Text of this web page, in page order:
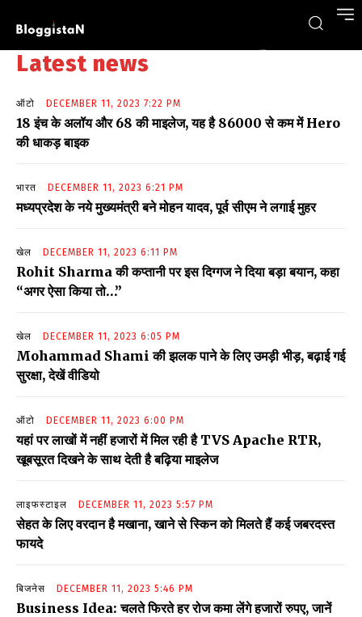
Latest news
ऑटो DECEMBER 11, 2023 7:22 PM
18 इंच के अलॉय और 68 की माइलेज, यह है 86000 से कम में Hero
की धाकड़ बाइक
भारत DECEMBER 11, 2023 6:21 PM
मध्यप्रदेश के नये मुख्यमंत्री बने मोहन यादव, पूर्व सीएम ने लगाई मुहर
खेल DECEMBER 11, 2023 6:11 PM
Rohit Sharma की कप्तानी पर इस दिग्गज ने दिया बड़ा बयान, कहा
“अगर ऐसा किया तो…”
खेल DECEMBER 11, 2023 6:05 PM
Mohammad Shami की झलक पाने के लिए उमड़ी भीड़, बढ़ाई गई
सुरक्षा, देखें वीडियो
ऑटो DECEMBER 11, 2023 6:00 PM
यहां पर लाखों में नहीं हजारों में मिल रही है TVS Apache RTR,
खूबसूरत दिखने के साथ देती है बढ़िया माइलेज
लाइफस्टाइल DECEMBER 11, 2023 5:57 PM
सेहत के लिए वरदान है मखाना, खाने से स्किन को मिलते हैं कई जबरदस्त
फायदे
बिजनेस DECEMBER 11, 2023 5:46 PM
Business Idea: चलते फिरते हर रोज कमा लेंगे हजारों रुपए, जानें